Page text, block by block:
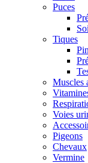
Puces
Tiques
Muscles
Voies
Pigeons
Chevaux
Vermine